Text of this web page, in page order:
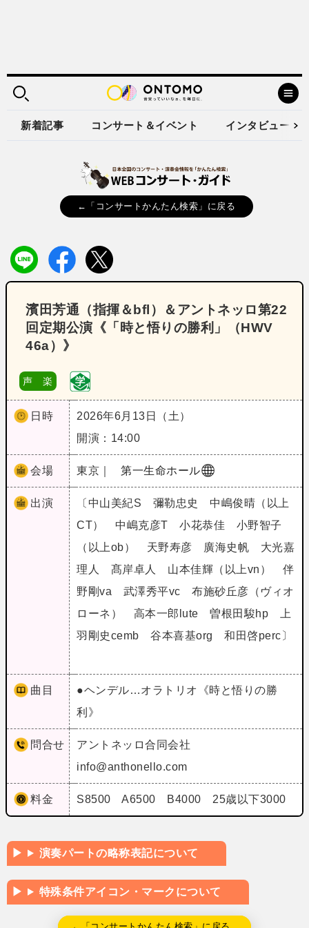
新着記事 コンサート＆イベント インタビュー
←「コンサートかんたん検索」に戻る
濱田芳通（指揮＆bfl）＆アントネッロ第22
回定期公演《「時と悟りの勝利」（HWV
46a）》
声 楽
日時
2026年6月13日（土）
開演：14:00
会場 東京｜ 第一生命ホール
出演
〔中山美紀S 彌勒忠史 中嶋俊晴（以上
CT） 中嶋克彦T 小花恭佳 小野智子
（以上ob） 天野寿彦 廣海史帆 大光嘉
理人 髙岸卓人 山本佳輝（以上vn） 伴
野剛va 武澤秀平vc 布施砂丘彦（ヴィオ
ローネ） 高本一郎lute 曽根田駿hp 上
羽剛史cemb 谷本喜基org 和田啓perc〕
曲目
●ヘンデル…オラトリオ《時と悟りの勝
利》
問合せ
アントネッロ合同会社
info@anthonello.com
料金 S8500 A6500 B4000 25歳以下3000
演奏パートの略称表記について
特殊条件アイコン・マークについて